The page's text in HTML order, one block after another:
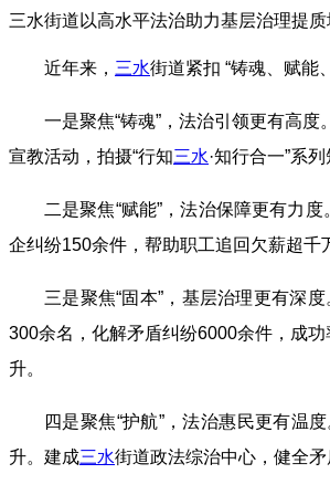
三水街道以高水平法治助力基层治理提质
近年来， 三水街道紧扣 “铸魂、赋能
一是聚焦“铸魂”，法治引领更有高
宣教活动，拍摄“行知三水·知行合一”系
二是聚焦“赋能”，法治保障更有力
企纠纷150余件，帮助职工追回欠薪超千
三是聚焦“固本”，基层治理更有深
300余名，化解矛盾纠纷6000余件，成
升。
四是聚焦“护航”，法治惠民更有温
升。建成三水街道政法综治中心，健全